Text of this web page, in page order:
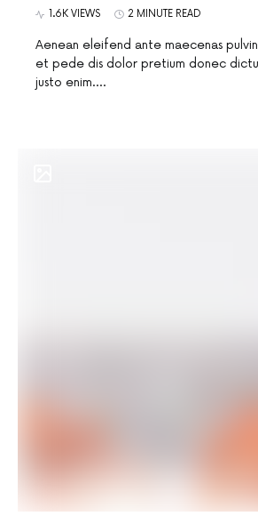
1.6K VIEWS 2 MINUTE READ
Aenean eleifend ante maecenas
et pede dis dolor pretium donec
justo enim.…